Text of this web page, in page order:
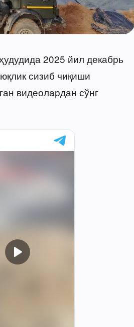
2025 йил декабрь
сизиб чиқиши
видеолардан сўнг